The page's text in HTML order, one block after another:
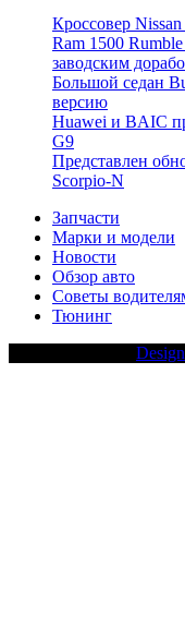
Кроссовер
Ram 1500 Rumble
заводским
Большой седан
версию
Huawei и BAIC
G9
Представлен
Scorpio-N
Запчасти
Марки и модели
Новости
Обзор авто
Советы
Тюнинг